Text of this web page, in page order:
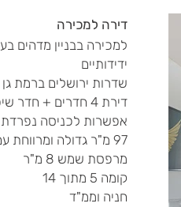
דירה למכירה
למכירה בבניין מדהים
ידידותיים
שדרות ירושלים ברמת גן
דירת 4 חדרים +
אפשרות לכניסה נפרדת
97 מ"ר גדולה ומרווחת עם המון פוטנציאל
מרפסת שמש 8 מ"ר
קומה 5 מתוך 14
חניה וממ"ד